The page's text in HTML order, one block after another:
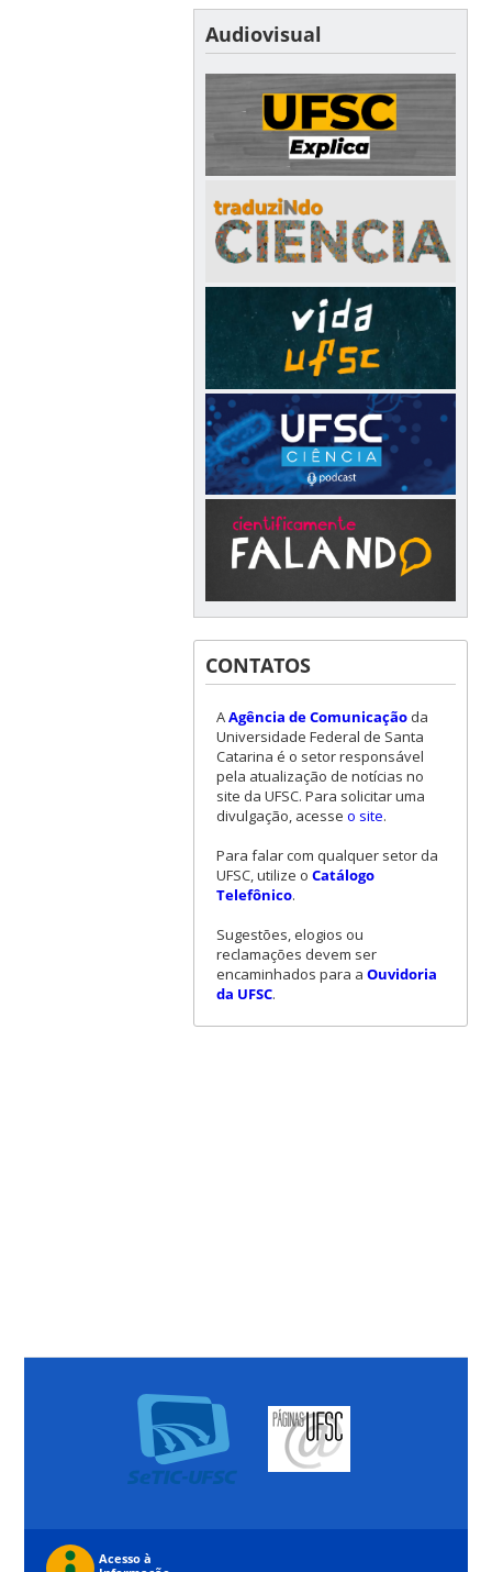
Audiovisual
CONTATOS
AAgência de Comunicaçãoda
Universidade Federal de Santa
Catarina é o setor responsável
pela atualização de notícias no
site da UFSC. Para solicitar uma
divulgação, acesse o site.
Para falar com qualquer setor da
UFSC, utilize o Catálogo
Telefônico.
Sugestões, elogios ou
reclamações devem ser
encaminhados para a Ouvidoria
da UFSC.